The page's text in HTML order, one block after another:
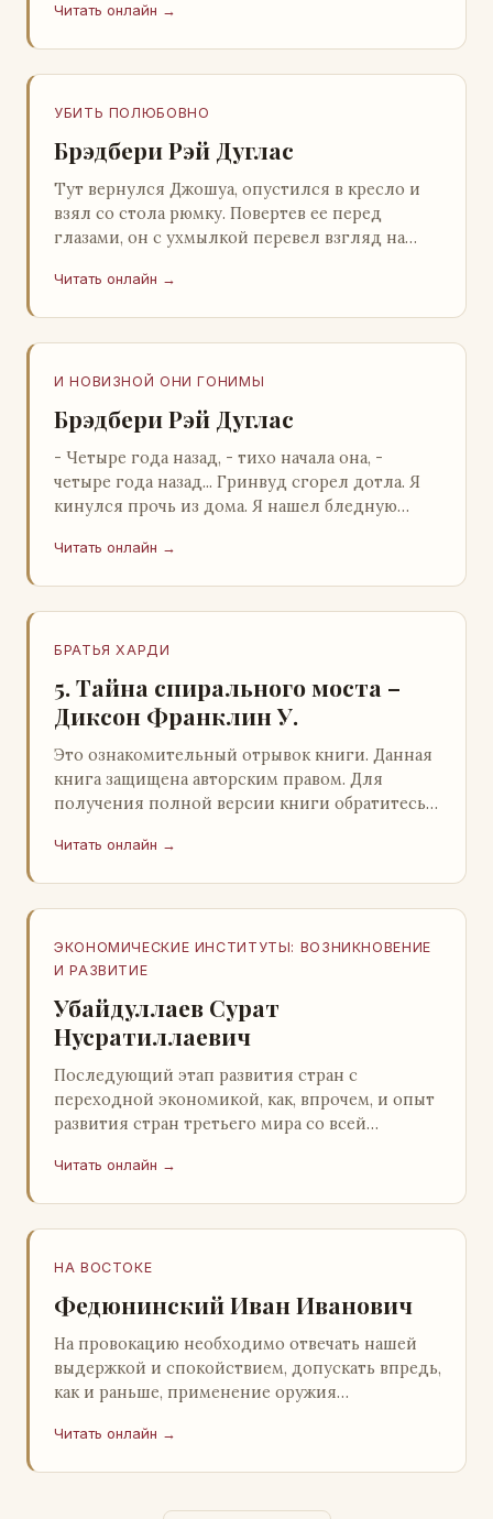
легального ко…
Читать онлайн →
УБИТЬ ПОЛЮБОВНО
Брэдбери Рэй Дуглас
Тут вернулся Джошуа, опустился в кресло и
взял со стола рюмку. Повертев ее перед
глазами, он с ухмылкой перевел взгляд на
видом с…
Читать онлайн →
И НОВИЗНОЙ ОНИ ГОНИМЫ
Брэдбери Рэй Дуглас
- Четыре года назад, - тихо начала она, -
четыре года назад... Гринвуд сгорел дотла. Я
кинулся прочь из дома. Я нашел бледную
Читать онлайн →
БРАТЬЯ ХАРДИ
5. Тайна спирального моста –
Диксон Франклин У.
Это ознакомительный отрывок книги. Данная
книга защищена авторским правом. Для
получения полной версии книги обратитесь к
легального ко…
Читать онлайн →
ЭКОНОМИЧЕСКИЕ ИНСТИТУТЫ: ВОЗНИКНОВЕНИЕ
И РАЗВИТИЕ
Убайдуллаев Сурат
Нусратиллаевич
Последующий этап развития стран с
переходной экономикой, как, впрочем, и опыт
развития стран третьего мира со всей
ошибочность такого предс…
Читать онлайн →
НА ВОСТОКЕ
Федюнинский Иван Иванович
На провокацию необходимо отвечать нашей
выдержкой и спокойствием, допускать впредь,
как и раньше, применение оружия
самообороны о…
Читать онлайн →